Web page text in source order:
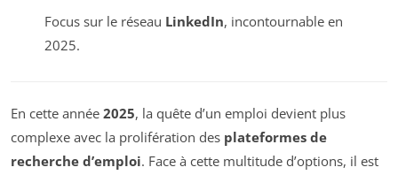
Focus sur le réseau LinkedIn, incontournable en
2025.
En cette année 2025, la quête d’un emploi devient plus
complexe avec la prolifération des plateformes de
recherche d’emploi. Face à cette multitude d’options, il est